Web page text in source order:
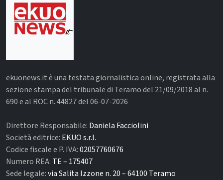
ekuonews.it è una testata giornalistica online, registrata alla
sezione stampa del tribunale di Teramo del 21/09/2018 al n.
690 e al ROC n. 44827 del 06-07-2026
Direttore Responsabile: Daniela Facciolini
Società editrice: EKUO s.r.l.
Codice fiscale e P. IVA:02057760676
Numero REA: TE – 175407
Sede legale:via Salita Izzone n. 20 – 64100 Teramo